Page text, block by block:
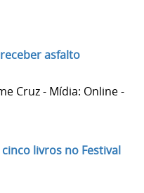
asfalto
Cruz - Mídia: Online -
livros no Festival